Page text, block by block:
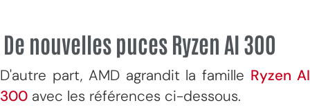
De nouvelles puces Ryzen AI 300
D'autre part, AMD agrandit la famille Ryzen AI
300 avec les références ci-dessous.